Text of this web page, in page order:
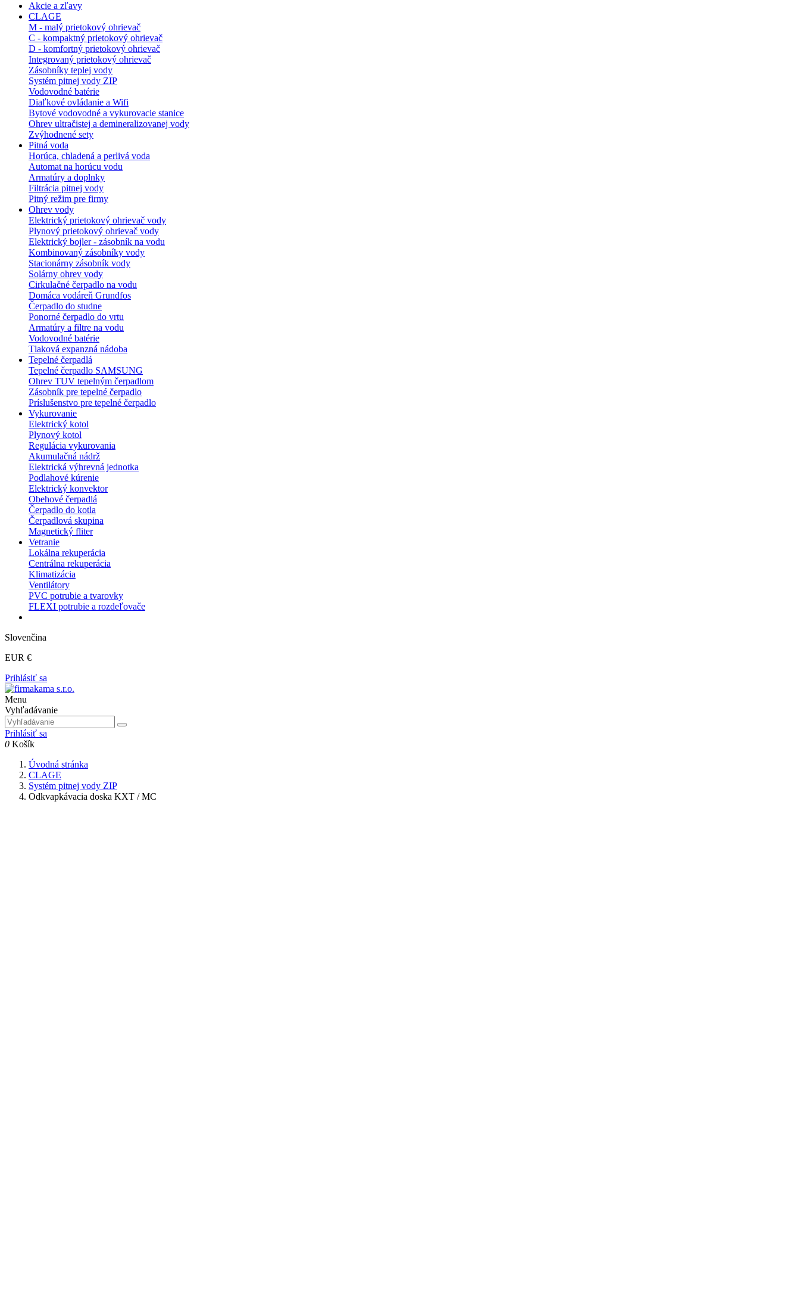
Akcie a zľavy
CLAGE
M - malý prietokový ohrievač
C - kompaktný prietokový ohrievač
D - komfortný prietokový ohrievač
Integrovaný prietokový ohrievač
Zásobníky teplej vody
Systém pitnej vody ZIP
Vodovodné batérie
Diaľkové ovládanie a Wifi
Bytové vodovodné a vykurovacie stanice
Ohrev ultračistej a demineralizovanej vody
Zvýhodnené sety
Pitná voda
Horúca, chladená a perlivá voda
Automat na horúcu vodu
Armatúry a doplnky
Filtrácia pitnej vody
Pitný režim pre firmy
Ohrev vody
Elektrický prietokový ohrievač vody
Plynový prietokový ohrievač vody
Elektrický bojler - zásobník na vodu
Kombinovaný zásobníky vody
Stacionárny zásobník vody
Solárny ohrev vody
Cirkulačné čerpadlo na vodu
Domáca vodáreň Grundfos
Čerpadlo do studne
Ponorné čerpadlo do vrtu
Armatúry a filtre na vodu
Vodovodné batérie
Tlaková expanzná nádoba
Tepelné čerpadlá
Tepelné čerpadlo SAMSUNG
Ohrev TUV tepelným čerpadlom
Zásobník pre tepelné čerpadlo
Príslušenstvo pre tepelné čerpadlo
Vykurovanie
Elektrický kotol
Plynový kotol
Regulácia vykurovania
Akumulačná nádrž
Elektrická výhrevná jednotka
Podlahové kúrenie
Elektrický konvektor
Obehové čerpadlá
Čerpadlo do kotla
Čerpadlová skupina
Magnetický fliter
Vetranie
Lokálna rekuperácia
Centrálna rekuperácia
Klimatizácia
Ventilátory
PVC potrubie a tvarovky
FLEXI potrubie a rozdeľovače
Slovenčina
EUR €
Prihlásiť sa
Menu
Vyhľadávanie
Prihlásiť sa
0 Košík
Úvodná stránka
CLAGE
Systém pitnej vody ZIP
Odkvapkávacia doska KXT / MC